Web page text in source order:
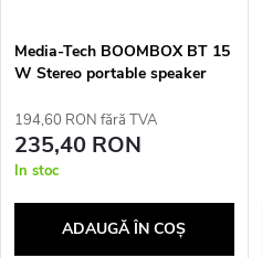
Media-Tech BOOMBOX BT 15
W Stereo portable speaker
194,60 RON fără TVA
235,40 RON
In stoc
ADAUGĂ ÎN COŞ